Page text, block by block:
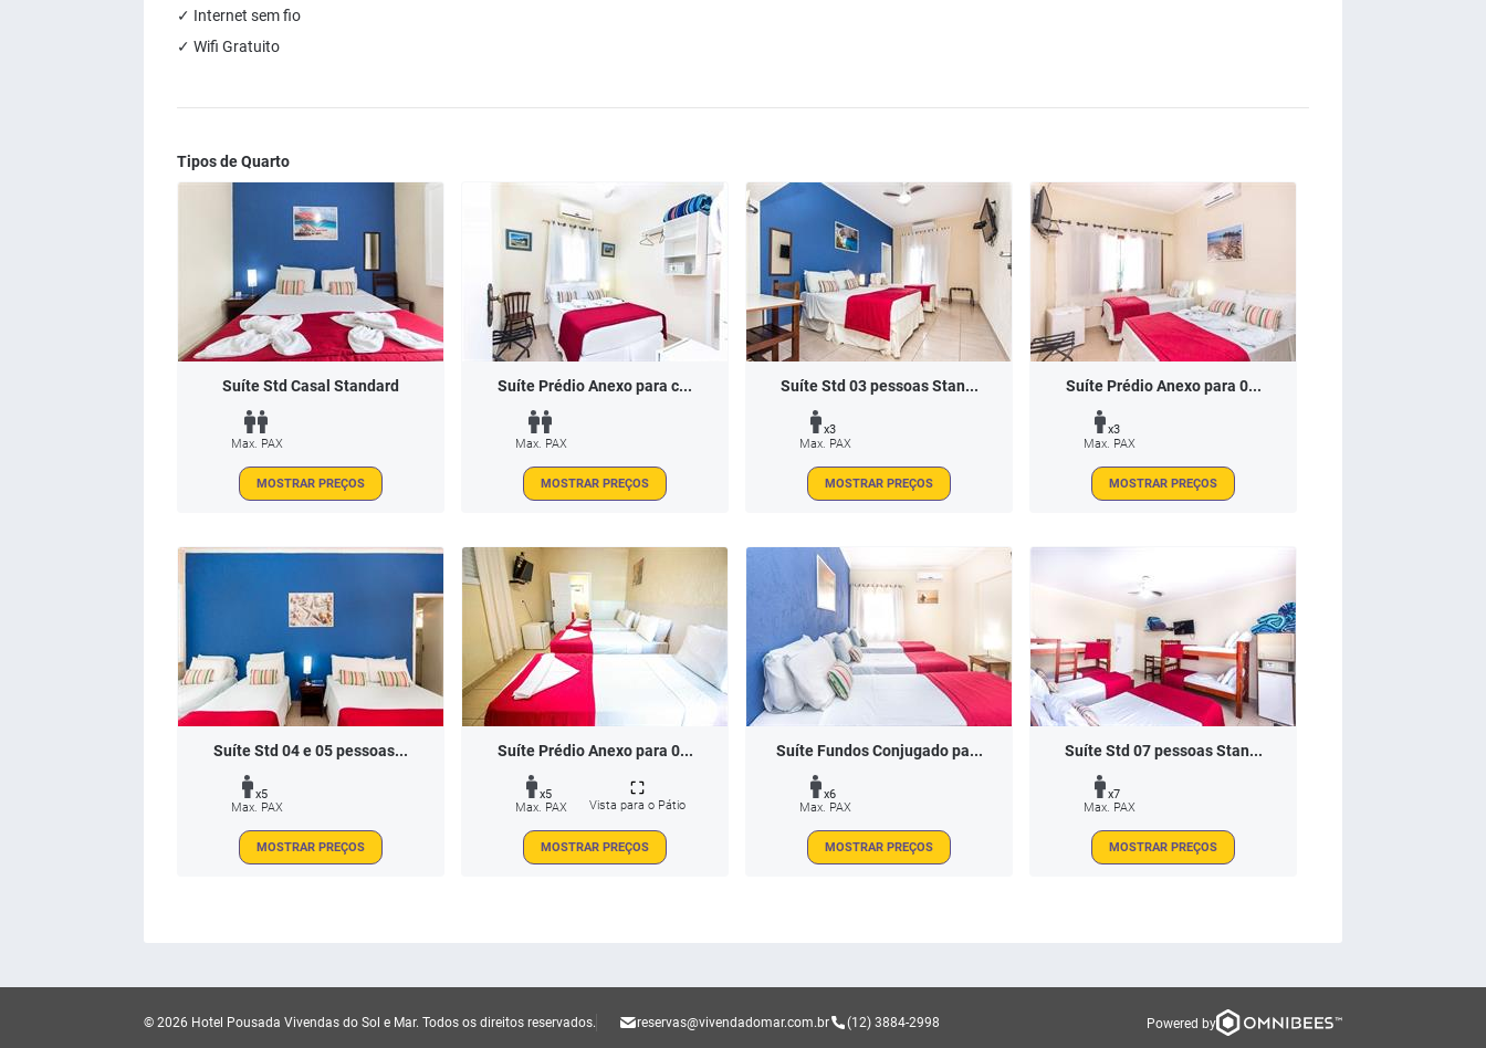
✓ Internet sem fio
✓ Wifi Gratuito
Tipos de Quarto
Suíte Std Casal Standard
Max. PAX
MOSTRAR PREÇOS
Suíte Prédio Anexo para c...
Max. PAX
MOSTRAR PREÇOS
Suíte Std 03 pessoas Stan...
x3
Max. PAX
MOSTRAR PREÇOS
Suíte Prédio Anexo para 0...
x3
Max. PAX
MOSTRAR PREÇOS
Suíte Std 04 e 05 pessoas...
x5
Max. PAX
MOSTRAR PREÇOS
Suíte Prédio Anexo para 0...
x5
Max. PAX
Vista para o Pátio
MOSTRAR PREÇOS
Suíte Fundos Conjugado pa...
x6
Max. PAX
MOSTRAR PREÇOS
Suíte Std 07 pessoas Stan...
x7
Max. PAX
MOSTRAR PREÇOS
reservas@vivendadomar.com.br (12) 3884-2998
© 2026 Hotel Pousada Vivendas do Sol e Mar. Todos os direitos reservados. Powered by